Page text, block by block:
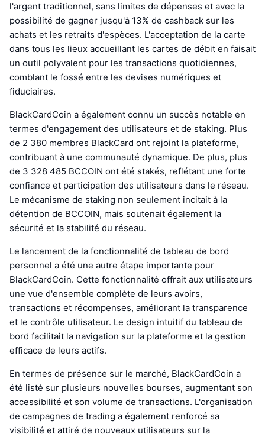
l'argent traditionnel, sans limites de dépenses et avec la
possibilité de gagner jusqu'à 13% de cashback sur les
achats et les retraits d'espèces. L'acceptation de la carte
dans tous les lieux accueillant les cartes de débit en faisait
un outil polyvalent pour les transactions quotidiennes,
comblant le fossé entre les devises numériques et
fiduciaires.
BlackCardCoin a également connu un succès notable en
termes d'engagement des utilisateurs et de staking. Plus
de 2 380 membres BlackCard ont rejoint la plateforme,
contribuant à une communauté dynamique. De plus, plus
de 3 328 485 BCCOIN ont été stakés, reflétant une forte
confiance et participation des utilisateurs dans le réseau.
Le mécanisme de staking non seulement incitait à la
détention de BCCOIN, mais soutenait également la
sécurité et la stabilité du réseau.
Le lancement de la fonctionnalité de tableau de bord
personnel a été une autre étape importante pour
BlackCardCoin. Cette fonctionnalité offrait aux utilisateurs
une vue d'ensemble complète de leurs avoirs,
transactions et récompenses, améliorant la transparence
et le contrôle utilisateur. Le design intuitif du tableau de
bord facilitait la navigation sur la plateforme et la gestion
efficace de leurs actifs.
En termes de présence sur le marché, BlackCardCoin a
été listé sur plusieurs nouvelles bourses, augmentant son
accessibilité et son volume de transactions. L'organisation
de campagnes de trading a également renforcé sa
visibilité et attiré de nouveaux utilisateurs sur la